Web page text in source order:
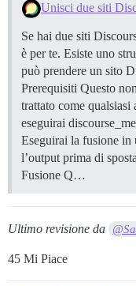
Unisci due siti
Se hai due siti
è per te. Esiste uno
può prendere un sito
Prerequisiti Questo
trattato come
eseguirai
Eseguirai la fusione in
l’output prima di
Fusione Q…
Ultimo revisione da
45 Mi Piace